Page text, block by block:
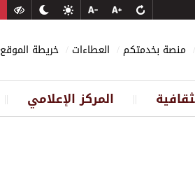
منصة بخدمتكم العطاءات خريطة الموقع
|| المركز الإعلامي ||